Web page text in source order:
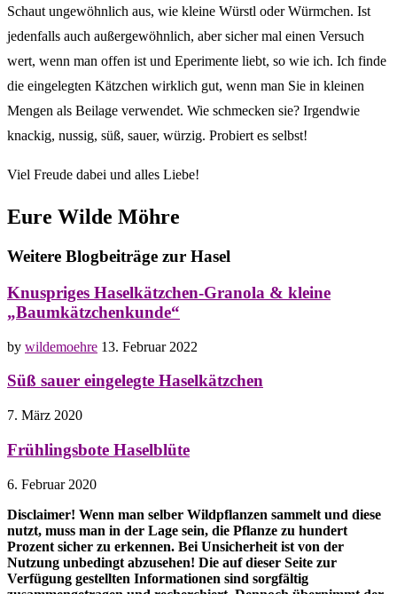
Schaut ungewöhnlich aus, wie kleine Würstl oder Würmchen. Ist
jedenfalls auch außergewöhnlich, aber sicher mal einen Versuch
wert, wenn man offen ist und Eperimente liebt, so wie ich. Ich finde
die eingelegten Kätzchen wirklich gut, wenn man Sie in kleinen
Mengen als Beilage verwendet. Wie schmecken sie? Irgendwie
knackig, nussig, süß, sauer, würzig. Probiert es selbst!
Viel Freude dabei und alles Liebe!
Eure Wilde Möhre
Weitere Blogbeiträge zur Hasel
Knuspriges Haselkätzchen-Granola & kleine
„Baumkätzchenkunde“
by wildemoehre 13. Februar 2022
Süß sauer eingelegte Haselkätzchen
7. März 2020
Frühlingsbote Haselblüte
6. Februar 2020
Disclaimer! Wenn man selber Wildpflanzen sammelt und diese
nutzt, muss man in der Lage sein, die Pflanze zu hundert
Prozent sicher zu erkennen. Bei Unsicherheit ist von der
Nutzung unbedingt abzusehen! Die auf dieser Seite zur
Verfügung gestellten Informationen sind sorgfältig